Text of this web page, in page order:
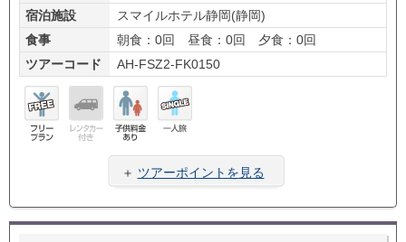
宿泊施設
スマイルホテル静岡(静岡)
食事
朝食：0回 昼食：0回 夕食：0回
ツアーコード
AH-FSZ2-FK0150
料金
旅
＋ ツアーポイントを見る